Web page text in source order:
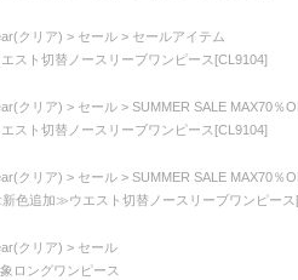
クリア) セール
セールアイテム
スト切替ノースリーブワンピース[CL9104]
クリア) セール
SUMMER SALE MAX70％
スト切替ノースリーブワンピース[CL9104]
クリア) セール
SUMMER SALE MAX70％
色追加≫ウエスト切替ノースリーブワンピース
クリア)
セール
ロングワンピース